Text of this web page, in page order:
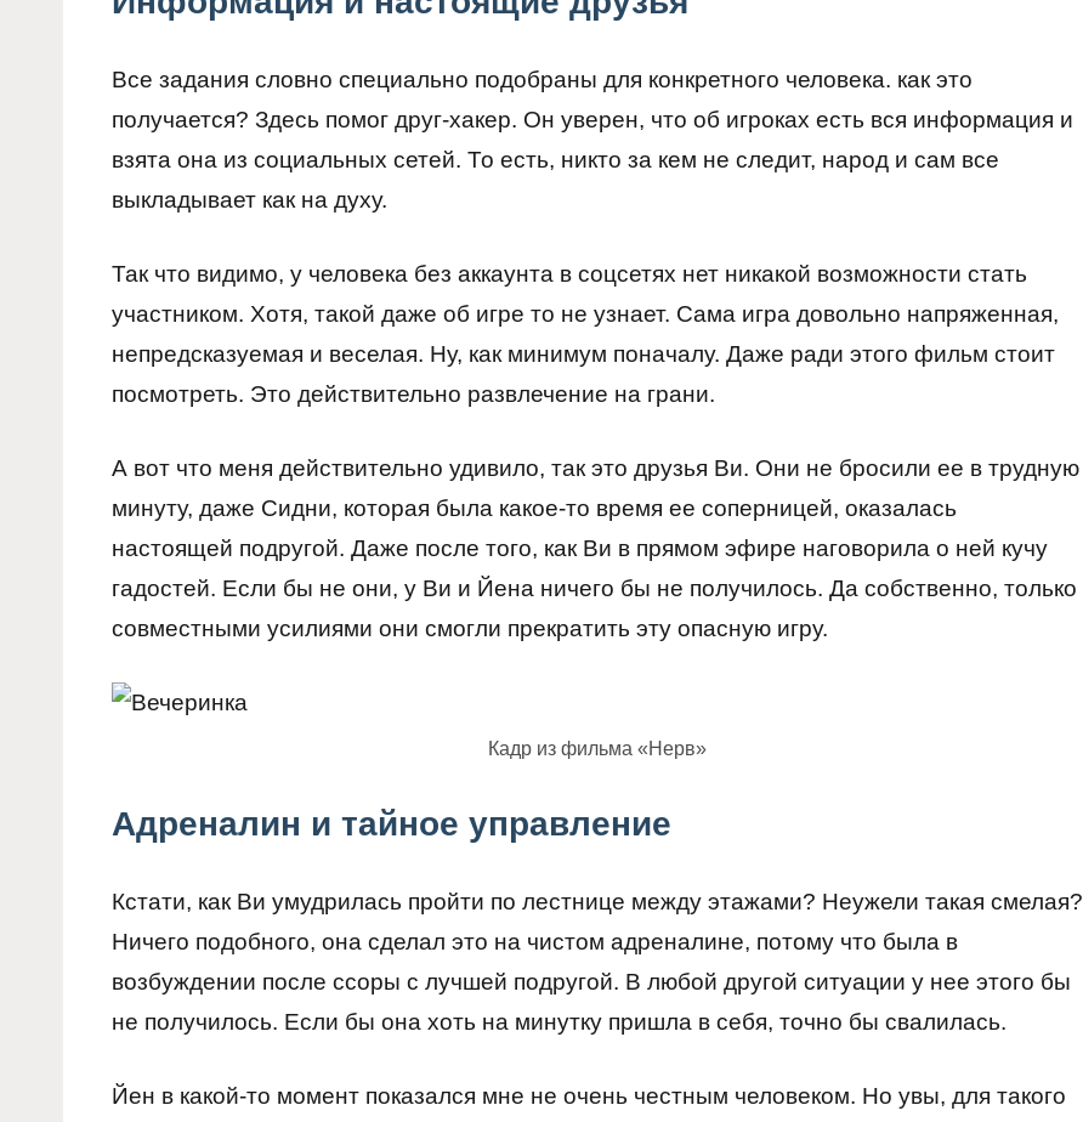
Все задания словно специально подобраны для конкретного человека. как это
получается? Здесь помог друг-хакер. Он уверен, что об игроках есть вся информация и
взята она из социальных сетей. То есть, никто за кем не следит, народ и сам все
выкладывает как на духу.
Так что видимо, у человека без аккаунта в соцсетях нет никакой возможности стать
участником. Хотя, такой даже об игре то не узнает. Сама игра довольно напряженная,
непредсказуемая и веселая. Ну, как минимум поначалу. Даже ради этого фильм стоит
посмотреть. Это действительно развлечение на грани.
А вот что меня действительно удивило, так это друзья Ви. Они не бросили ее в трудную
минуту, даже Сидни, которая была какое-то время ее соперницей, оказалась
настоящей подругой. Даже после того, как Ви в прямом эфире наговорила о ней кучу
гадостей. Если бы не они, у Ви и Йена ничего бы не получилось. Да собственно, только
совместными усилиями они смогли прекратить эту опасную игру.
Кадр из фильма «Нерв»
Адреналин и тайное управление
Кстати, как Ви умудрилась пройти по лестнице между этажами? Неужели такая смелая?
Ничего подобного, она сделал это на чистом адреналине, потому что была в
возбуждении после ссоры с лучшей подругой. В любой другой ситуации у нее этого бы
не получилось. Если бы она хоть на минутку пришла в себя, точно бы свалилась.
Йен в какой-то момент показался мне не очень честным человеком. Но увы, для такого